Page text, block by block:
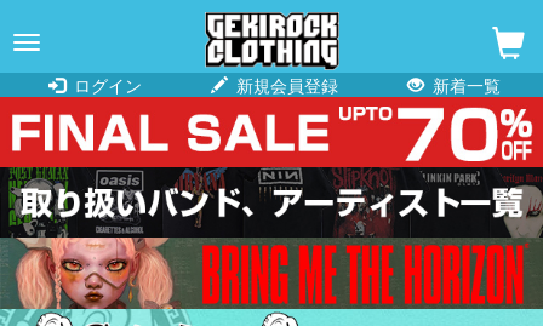
navigation
ログイン
新規会員登録 新着一覧